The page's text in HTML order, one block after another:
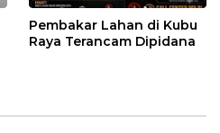
Pembakar Lahan di Kubu
Raya Terancam Dipidana